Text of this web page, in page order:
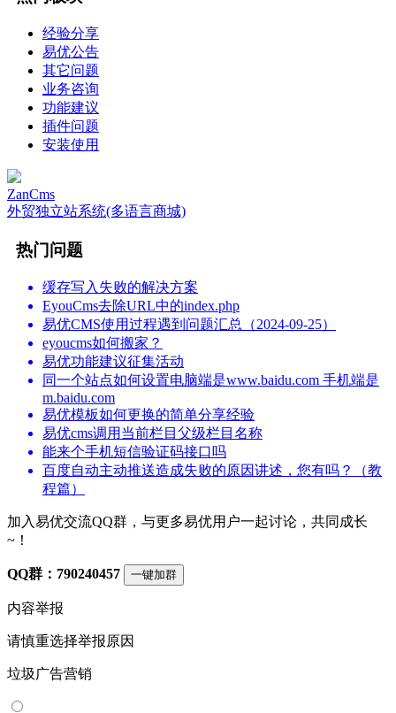
经验分享
易优公告
其它问题
业务咨询
功能建议
插件问题
安装使用
ZanCms
外贸独立站系统(多语言商城)
热门问题
缓存写入失败的解决方案
EyouCms去除URL中的index.php
易优CMS使用过程遇到问题汇总（2024-09-25）
eyoucms如何搬家？
易优功能建议征集活动
同一个站点如何设置电脑端是www.baidu.com 手机端是
m.baidu.com
易优模板如何更换的简单分享经验
易优cms调用当前栏目父级栏目名称
能来个手机短信验证码接口吗
百度自动主动推送造成失败的原因讲述，您有吗？（教
程篇）
加入易优交流QQ群，与更多易优用户一起讨论，共同成长
~！
QQ群：790240457 一键加群
内容举报
请慎重选择举报原因
垃圾广告营销